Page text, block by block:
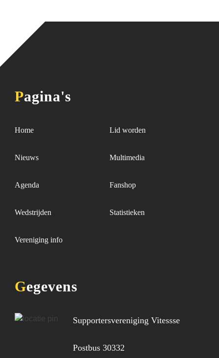
Pagina's
Home
Nieuws
Agenda
Wedstrijden
Vereniging info
Lid worden
Multimedia
Fanshop
Statistieken
Gegevens
Supportersvereniging Vitessse
Postbus 30332